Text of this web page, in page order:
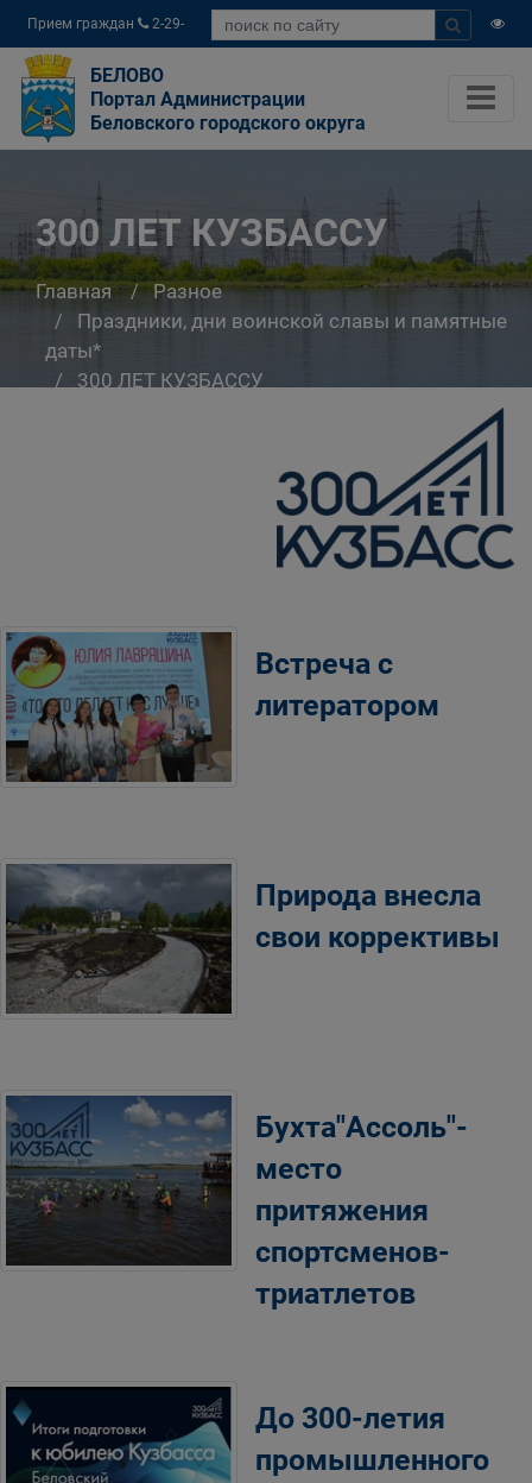
Прием граждан
2-29-
04
БЕЛОВО
Портал Администрации
Беловского городского округа
300 ЛЕТ КУЗБАССУ
Главная
Разное
Праздники, дни воинской славы и памятные
даты*
300 ЛЕТ КУЗБАССУ
Встреча с
литератором
Природа внесла
свои коррективы
Бухта"Ассоль"-
место
притяжения
спортсменов-
триатлетов
До 300-летия
промышленного